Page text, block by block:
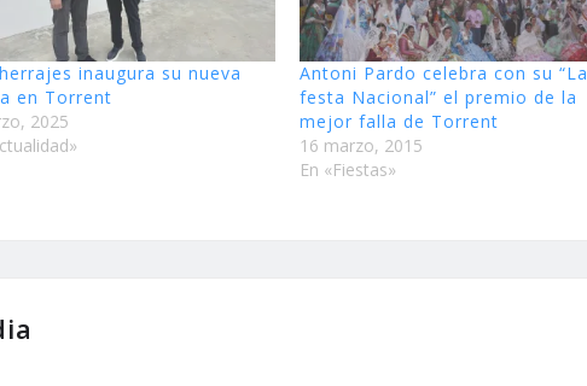
inaugura su nueva
en Torrent
2025
Antoni Pardo celebra con su “La
festa Nacional” el premio de la
mejor falla de Torrent
16 marzo, 2015
En «Fiestas»